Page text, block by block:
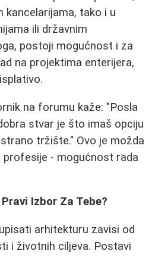
kancelarijama, tako i u
ili državnim
postoji mogućnost i za
na projektima enterijera,
na forumu kaže: "Posla
stvar je što imaš opciju
tržište." Ovo je možda
profesije - mogućnost rada
Izbor Za Tebe?
arhitekturu zavisi od
i životnih ciljeva. Postavi